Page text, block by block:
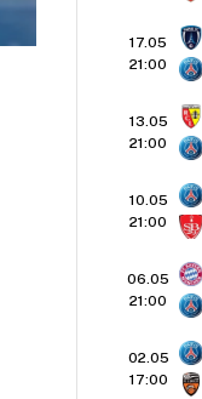
17.05
21:00
13.05
21:00
10.05
21:00
06.05
21:00
02.05
17:00